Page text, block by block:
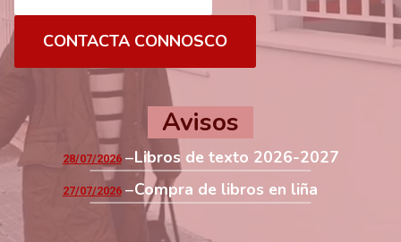
CONTACTA CONNOSCO
Avisos
28/07/2026 Libros de texto 2026-2027
27/07/2026 Compra de libros en liña